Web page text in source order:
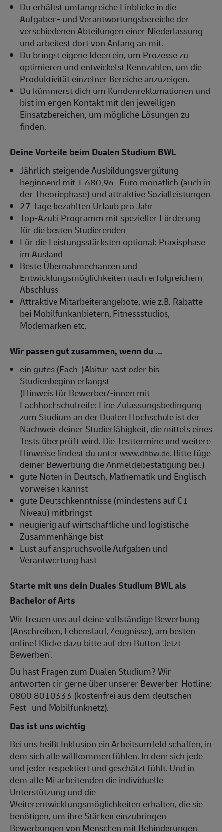
Du erhältst umfangreiche Einblicke in die
Aufgaben- und Verantwortungsbereiche der
verschiedenen Abteilungen einer Niederlassung
und arbeitest dort von Anfang an mit.
Du bringst eigene Ideen ein, um Prozesse zu
optimieren und entwickelst Kennzahlen, um die
Produktivität einzelner Bereiche anzuzeigen.
Du kümmerst dich um Kundenreklamationen und
bist im engen Kontakt mit den jeweiligen
Einsatzbereichen, um mögliche Lösungen zu
finden.
Deine Vorteile beim Dualen Studium BWL
Jährlich steigende Ausbildungsvergütung
beginnend mit 1.680,96- Euro monatlich (auch in
der Theoriephase) und attraktive Sozialleistungen
27 Tage bezahlten Urlaub pro Jahr
Top-Azubi Programm mit spezieller Förderung
für die besten Studierenden
Für die Leistungsstärksten optional: Praxisphase
im Ausland
Beste Übernahmechancen und
Entwicklungsmöglichkeiten nach erfolgreichem
Abschluss
Attraktive Mitarbeiterangebote, wie z.B. Rabatte
bei Mobilfunkanbietern, Fitnessstudios,
Modemarken etc.
Wir passen gut zusammen, wenn du …
ein gutes (Fach-)Abitur hast oder bis
Studienbeginn erlangst
(Hinweis für Bewerber/-innen mit
Fachhochschulreife: Eine Zulassungsbedingung
zum Studium an der Dualen Hochschule ist der
Nachweis deiner Studierfähigkeit, die mittels eines
Tests überprüft wird. Die Testtermine und weitere
Hinweise findest du unterwww.dhbw.de. Bitte füge
deiner Bewerbung die Anmeldebestätigung bei.)
gute Noten in Deutsch, Mathematik und Englisch
vorweisen kannst
gute Deutschkenntnisse (mindestens auf C1-
Niveau) mitbringst
neugierig auf wirtschaftliche und logistische
Zusammenhänge bist
Lust auf anspruchsvolle Aufgaben und
Verantwortung hast
Starte mit uns dein Duales Studium BWL als
Bachelor of Arts
Wir freuen uns auf deine vollständige Bewerbung
(Anschreiben, Lebenslauf, Zeugnisse), am besten
online! Klicke dazu bitte auf den Button 'Jetzt
Bewerben'.
Du hast Fragen zum Dualen Studium? Wir
antworten dir gerne über unserer Bewerber-Hotline:
0800 8010333 (kostenfrei aus dem deutschen
Fest- und Mobilfunknetz).
Das ist uns wichtig
Bei uns heißt Inklusion ein Arbeitsumfeld schaffen, in
dem sich alle willkommen fühlen. In dem sich jede
und jeder respektiert und geschätzt fühlt. Und in
dem alle Mitarbeitenden die individuelle
Unterstützung und die
Weiterentwicklungsmöglichkeiten erhalten, die sie
benötigen, um ihre Stärken einzubringen.
Bewerbungen von Menschen mit Behinderungen